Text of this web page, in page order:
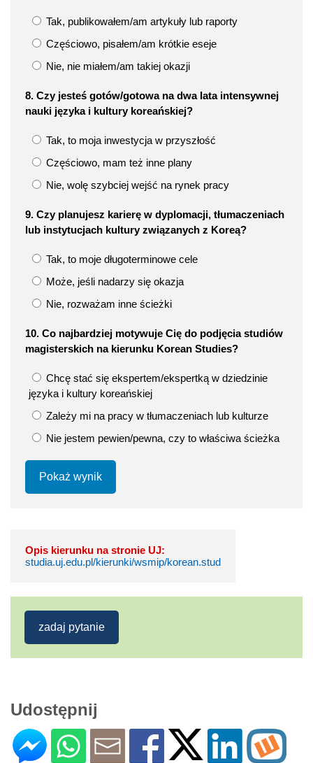
Tak, publikowałem/am artykuły lub raporty
Częściowo, pisałem/am krótkie eseje
Nie, nie miałem/am takiej okazji
8. Czy jesteś gotów/gotowa na dwa lata intensywnej
nauki języka i kultury koreańskiej?
Tak, to moja inwestycja w przyszłość
Częściowo, mam też inne plany
Nie, wolę szybciej wejść na rynek pracy
9. Czy planujesz karierę w dyplomacji, tłumaczeniach
lub instytucjach kultury związanych z Koreą?
Tak, to moje długoterminowe cele
Może, jeśli nadarzy się okazja
Nie, rozważam inne ścieżki
10. Co najbardziej motywuje Cię do podjęcia studiów
magisterskich na kierunku Korean Studies?
Chcę stać się ekspertem/ekspertką w dziedzinie
języka i kultury koreańskiej
Zależy mi na pracy w tłumaczeniach lub kulturze
Nie jestem pewien/pewna, czy to właściwa ścieżka
Pokaż wynik
Opis kierunku na stronie UJ:
studia.uj.edu.pl/kierunki/wsmip/korean.stud
zadaj pytanie
Udostępnij